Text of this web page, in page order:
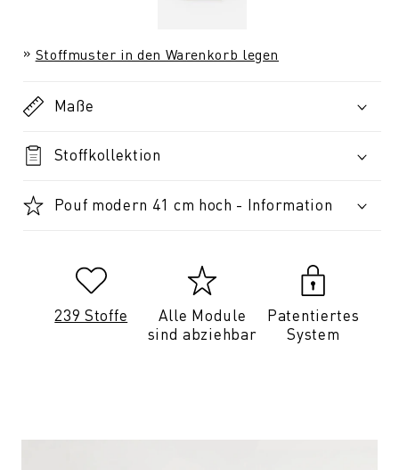
Stoffmuster in den Warenkorb legen
Maße
Stoffkollektion
Pouf modern 41 cm hoch - Information
239 Stoffe
Alle Module
sind abziehbar
Patentiertes
System